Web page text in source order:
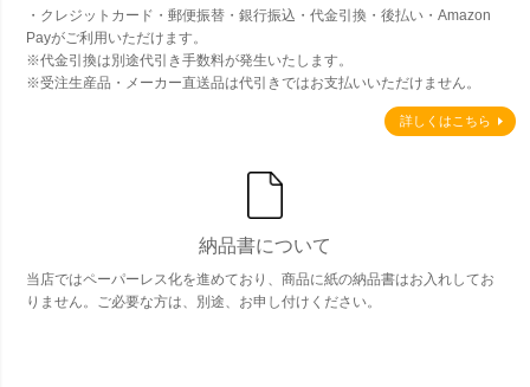
・クレジットカード・郵便振替・銀行振込・代金引換・後払い・Amazon
Payがご利用いただけます。
※代金引換は別途代引き手数料が発生いたします。
※受注生産品・メーカー直送品は代引きではお支払いいただけません。
詳しくはこちら
納品書について
当店ではペーパーレス化を進めており、商品に紙の納品書はお入れしてお
りません。ご必要な方は、別途、お申し付けください。